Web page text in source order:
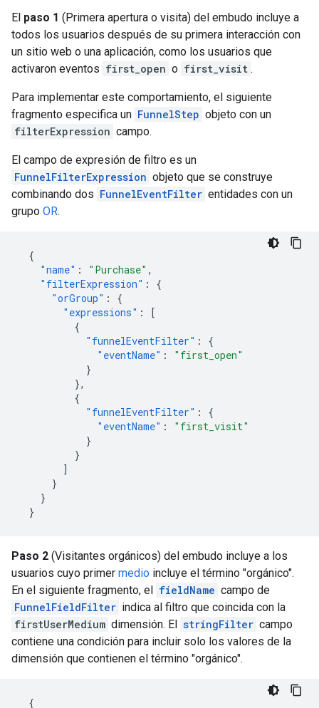
El paso 1 (Primera apertura o visita) del embudo incluye a
todos los usuarios después de su primera interacción con
un sitio web o una aplicación, como los usuarios que
activaron eventos first_open o first_visit .
Para implementar este comportamiento, el siguiente
fragmento especifica un FunnelStep objeto con un
filterExpression campo.
El campo de expresión de filtro es un
FunnelFilterExpression objeto que se construye
combinando dos FunnelEventFilter entidades con un
grupo OR.
{
"name" : "Purchase" ,
"filterExpression" :
{
"orGroup" :
{
"expressions" :
[
{
"funnelEventFilter" :
{
"eventName" :
"first_open"
}
},
{
"funnelEventFilter" :
{
"eventName" :
"first_visit"
}
}
]
}
}
}
Paso 2 (Visitantes orgánicos) del embudo incluye a los
usuarios cuyo primer medio incluye el término "orgánico".
En el siguiente fragmento, el fieldName campo de
FunnelFieldFilter indica al filtro que coincida con la
firstUserMedium dimensión. El stringFilter campo
contiene una condición para incluir solo los valores de la
dimensión que contienen el término "orgánico".
{